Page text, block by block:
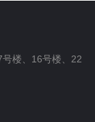
楼、16号楼、22